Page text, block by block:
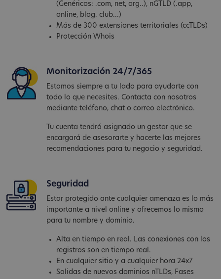
(Genéricos: .com, net, org..), nGTLD (.app,
online, blog. club...)
Más de 300 extensiones territoriales (ccTLDs)
Protección Whois
Monitorización 24/7/365
Estamos siempre a tu lado para ayudarte con
todo lo que necesites. Contacta con nosotros
mediante teléfono, chat o correo electrónico.
Tu cuenta tendrá asignado un gestor que se
encargará de asesorarte y hacerte las mejores
recomendaciones para tu negocio y seguridad.
Seguridad
Estar protegido ante cualquier amenaza es lo más
importante a nivel online y ofrecemos lo mismo
para tu nombre y dominio.
Alta en tiempo en real. Las conexiones con los
registros son en tiempo real.
En cualquier sitio y a cualquier hora 24x7
Salidas de nuevos dominios nTLDs, Fases